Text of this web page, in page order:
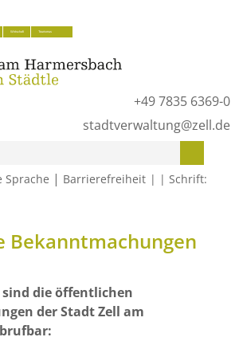
+49 7835 6369-0
stadtverwaltung@zell.de
Sprache | Barrierefreiheit Schrift:
Wirtschaft Tourismus
2026
Bekanntmachungen
sind die öffentlichen
der Stadt Zell am